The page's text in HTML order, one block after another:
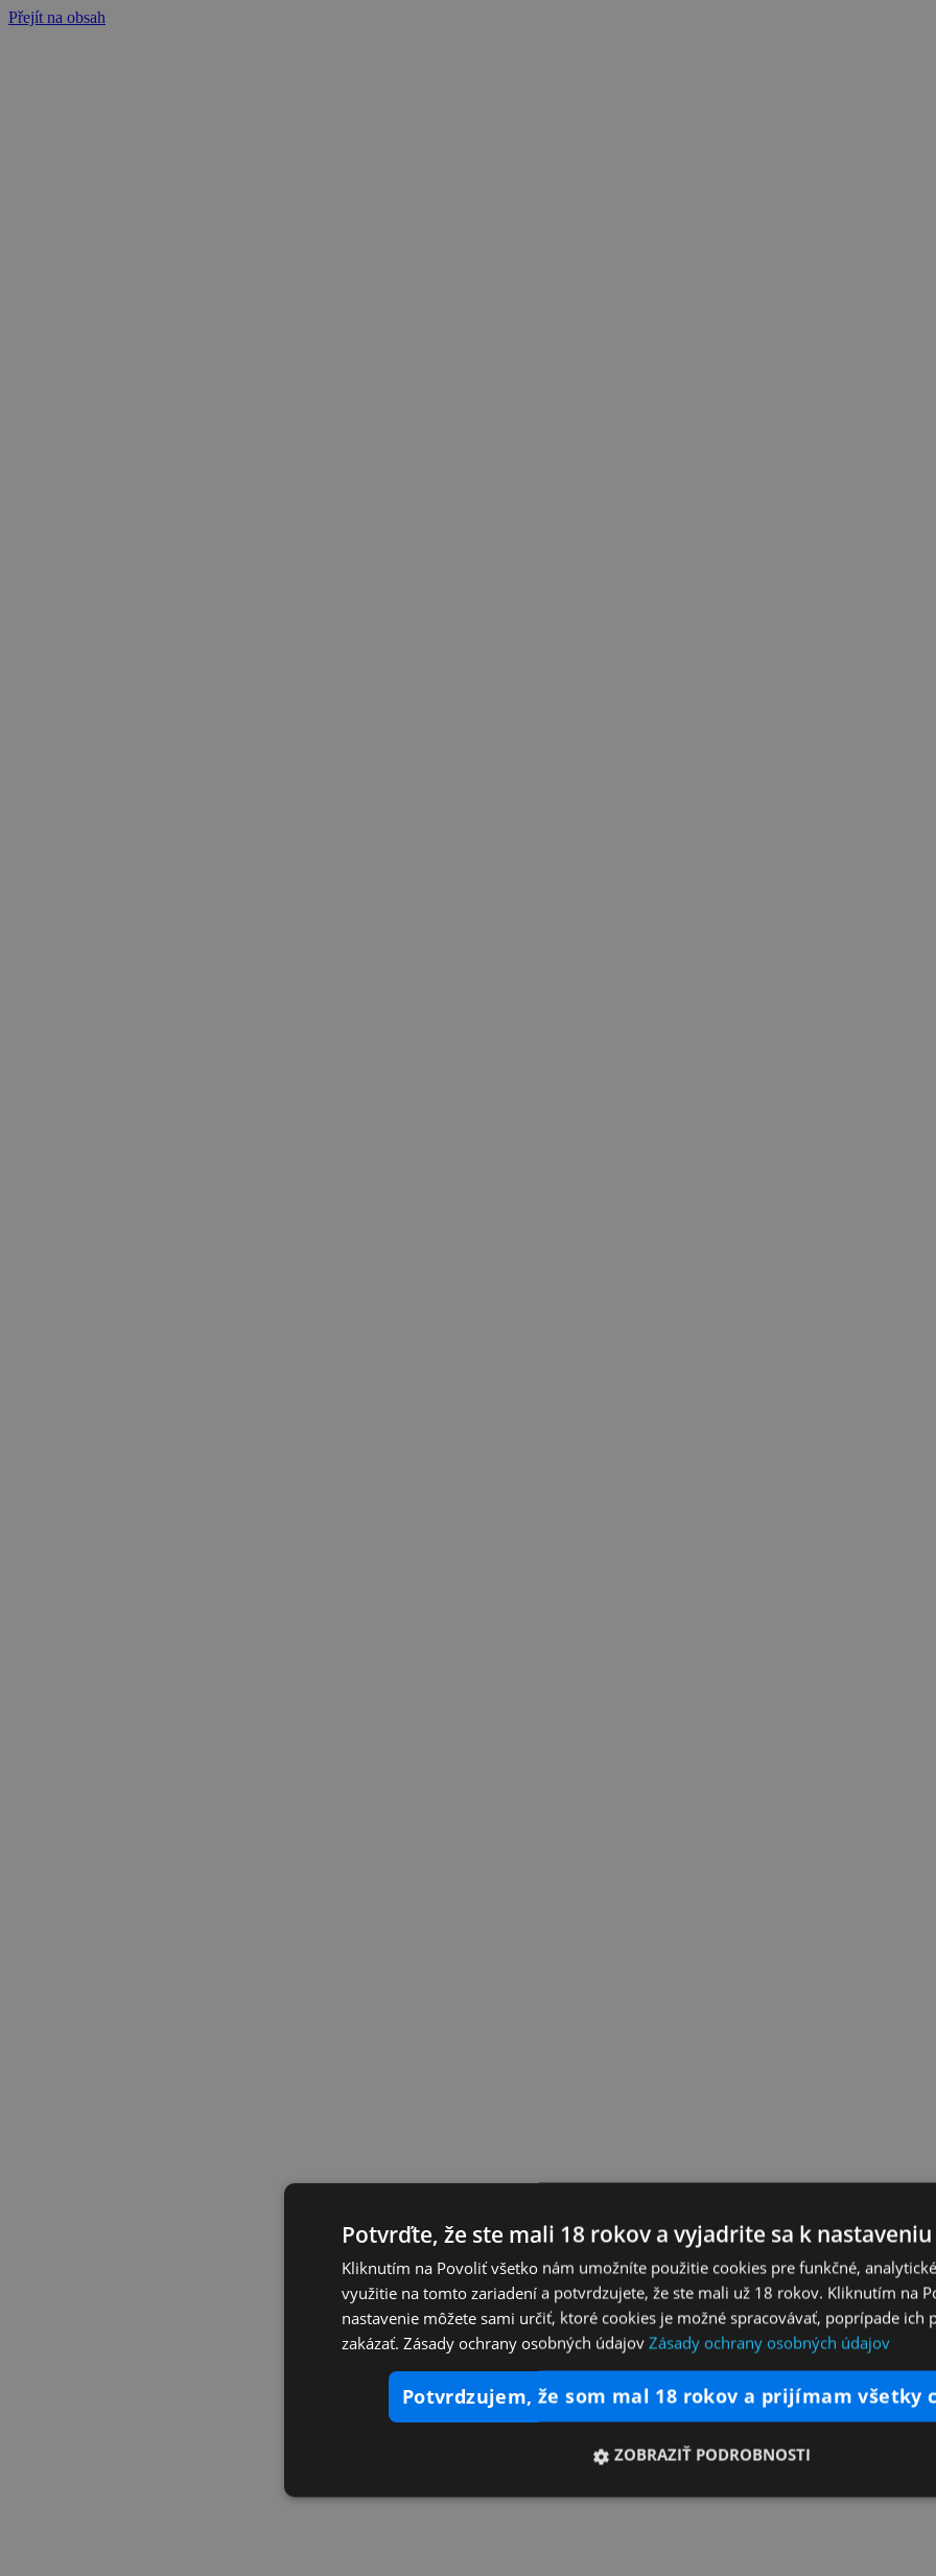
Přejít na obsah
Potvrďte, že ste mali 18 rokov a vyjadrite sa k
Kliknutím na Povoliť všetko nám umožníte použitie cookies pre funkčné,
využitie na tomto zariadení a potvrdzujete, že ste mali už 18 rokov. Kliknutím na
nastavenie môžete sami určiť, ktoré cookies je možné spracovávať, poprípade ich
zakázať. Zásady ochrany osobných údajov Zásady ochrany osobných údajov
potvrdzujem, že som mal 18 rokov a prijímam všetky
ZOBRAZIŤ PODROBNOSTI